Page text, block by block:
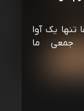
تنها یک آوا
جمعی ما